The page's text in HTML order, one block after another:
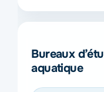
Bureaux
aquatique